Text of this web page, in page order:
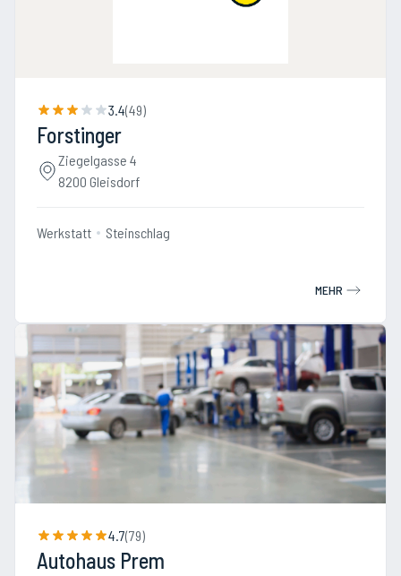
3.4(49)
Forstinger
Ziegelgasse 4
8200 Gleisdorf
Werkstatt Steinschlag
MEHR
4.7(79)
Autohaus Prem